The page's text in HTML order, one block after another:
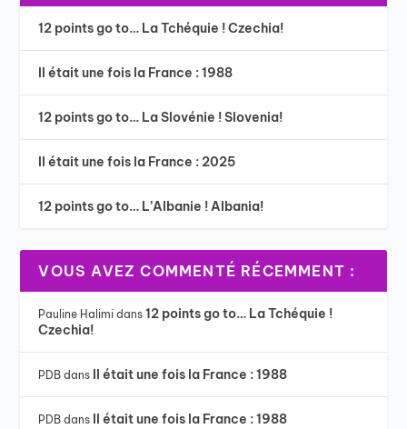
12 points go to… La Tchéquie ! Czechia!
Il était une fois la France : 1988
12 points go to… La Slovénie ! Slovenia!
Il était une fois la France : 2025
12 points go to… L’Albanie ! Albania!
VOUS AVEZ COMMENTÉ RÉCEMMENT :
Pauline Halimi dans12 points go to… La Tchéquie !
Czechia!
PDB dans Il était une fois la France : 1988
PDB dans Il était une fois la France : 1988